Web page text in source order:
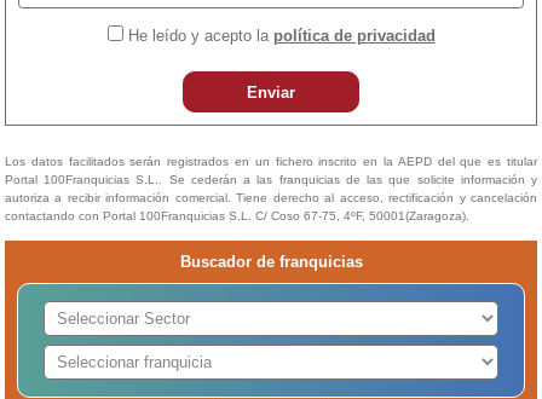
He leído y acepto la política de privacidad
Enviar
Los datos facilitados serán registrados en un fichero inscrito en la AEPD del que es titular
Portal 100Franquicias S.L.. Se cederán a las franquicias de las que solicite información y
autoriza a recibir información comercial. Tiene derecho al acceso, rectificación y cancelación
contactando con Portal 100Franquicias S.L. C/ Coso 67-75, 4ºF, 50001(Zaragoza).
Buscador de franquicias